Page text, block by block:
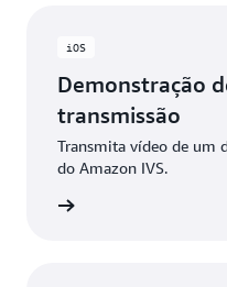
iOS
Demonstração
transmissão
Transmita vídeo de um
do Amazon IVS.